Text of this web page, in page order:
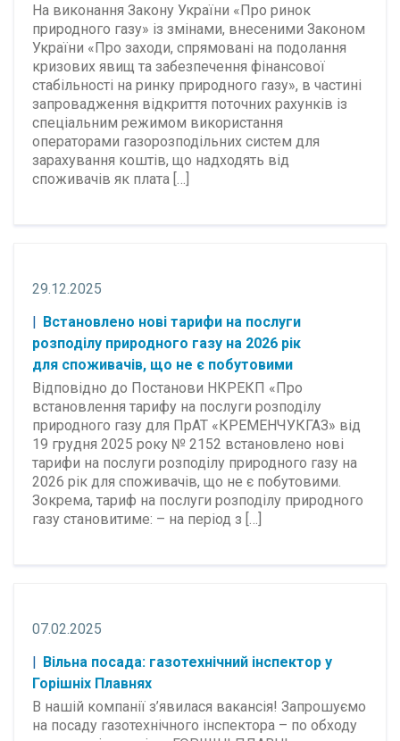
На виконання Закону України «Про ринок
природного газу» із змінами, внесеними Законом
України «Про заходи, спрямовані на подолання
кризових явищ та забезпечення фінансової
стабільності на ринку природного газу», в частині
запровадження відкриття поточних рахунків із
спеціальним режимом використання
операторами газорозподільних систем для
зарахування коштів, що надходять від
споживачів як плата […]
29.12.2025
Встановлено нові тарифи на послуги
розподілу природного газу на 2026 рік
для споживачів, що не є побутовими
Відповідно до Постанови НКРЕКП «Про
встановлення тарифу на послуги розподілу
природного газу для ПрАТ «КРЕМЕНЧУКГАЗ» від
19 грудня 2025 року № 2152 встановлено нові
тарифи на послуги розподілу природного газу на
2026 рік для споживачів, що не є побутовими.
Зокрема, тариф на послуги розподілу природного
газу становитиме: – на період з […]
07.02.2025
Вільна посада: газотехнічний інспектор у
Горішніх Плавнях
В нашій компанії з’явилася вакансія! Запрошуємо
на посаду газотехнічного інспектора – по обходу